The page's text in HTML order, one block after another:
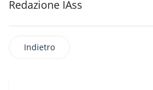
Redazione IAss
Indietro